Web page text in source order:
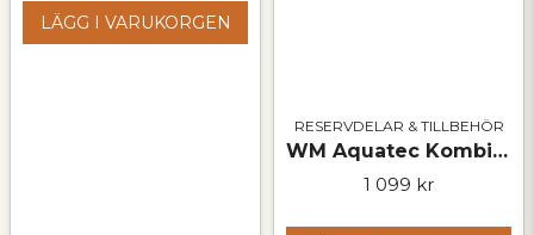
LÄGG I VARUKORGEN
RESERVDELAR & TILLBEHÖR
WM Aquatec Kombifilter – aktivt kol och ultrafiltrering
1 099 kr